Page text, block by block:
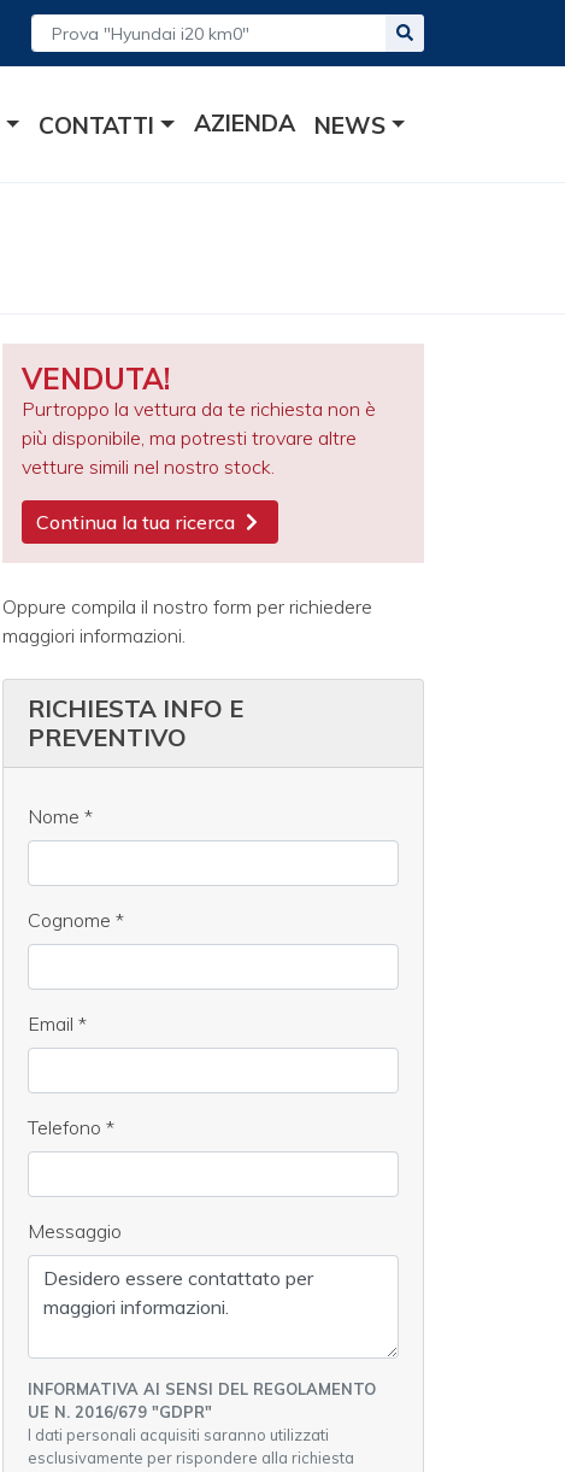
CONTATTI AZIENDA NEWS
VENDUTA!
Purtroppo la vettura da te richiesta non è
più disponibile, ma potresti trovare altre
vetture simili nel nostro stock.
Continua la tua ricerca
Oppure compila il nostro form per richiedere
maggiori informazioni.
RICHIESTA INFO E
PREVENTIVO
Nome *
Cognome *
Email *
Telefono *
Messaggio
INFORMATIVA AI SENSI DEL REGOLAMENTO
UE N. 2016/679 "GDPR"
I dati personali acquisiti saranno utilizzati
esclusivamente per rispondere alla richiesta